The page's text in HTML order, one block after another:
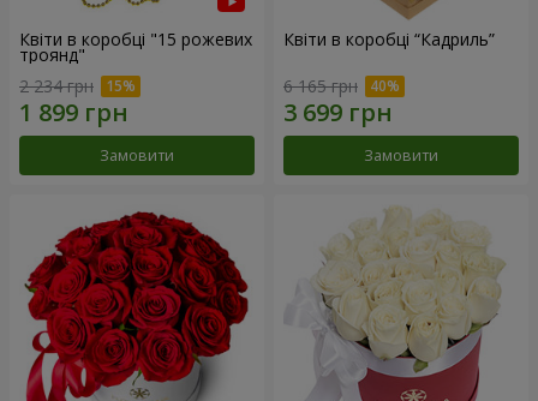
Квіти в коробці "15 рожевих
троянд"
2 234 грн
Замовити
Квіти в коробці “Кадриль”
6 165 грн
Замовити